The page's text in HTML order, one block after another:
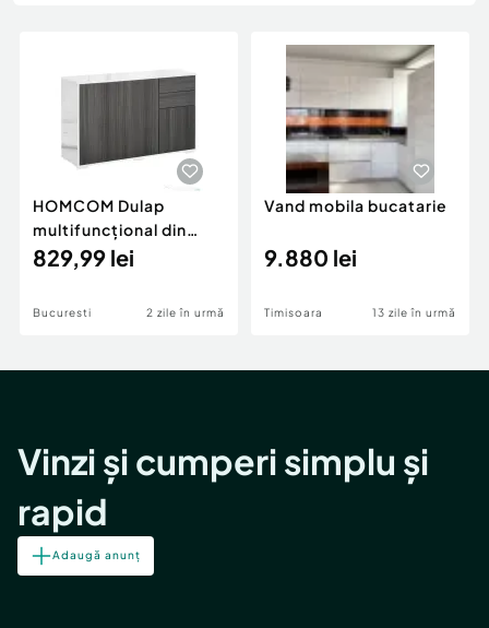
Afaceri și echipamente profesionale
Dacia Duster
HOMCOM Dulap
multifuncțional din
lemn pentru camera de
829,99 lei
Bucuresti 2 zile în urmă
Vand mobila bucatarie
9.880 lei
Timisoara 13 zile în urmă
Vinzi și cumperi simplu și
rapid
Adaugă anunț